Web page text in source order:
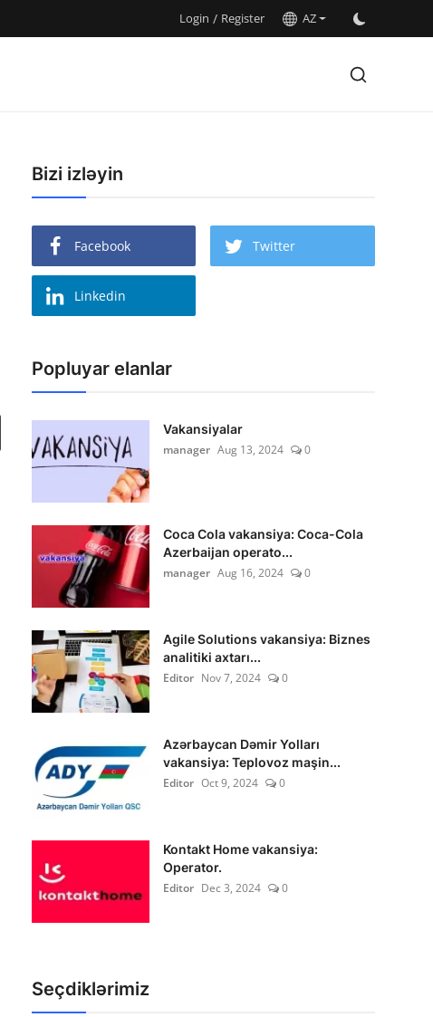
Login / Register AZ
Bizi izləyin
Facebook Twitter
Linkedin
Popluyar elanlar
Vakansiyalar
manager Aug 13, 2024 0
Coca Cola vakansiya: Coca-Cola
Azerbaijan operato...
manager Aug 16, 2024 0
Agile Solutions vakansiya: Biznes
analitiki axtarı...
Editor Nov 7, 2024 0
Azərbaycan Dəmir Yolları
vakansiya: Teplovoz maşin...
Editor Oct 9, 2024 0
Kontakt Home vakansiya:
Operator.
Editor Dec 3, 2024 0
Seçdiklərimiz